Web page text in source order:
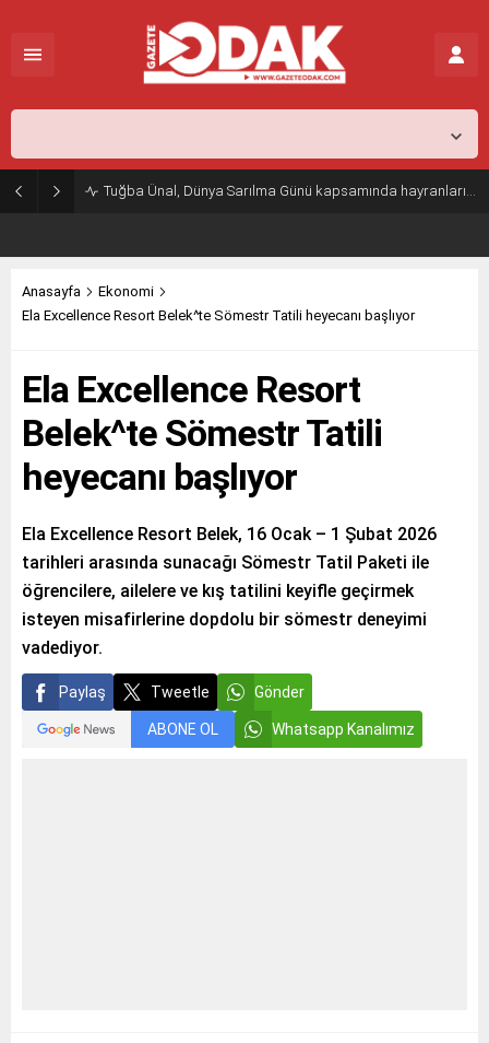
Tuğba Ünal, Dünya Sarılma Günü kapsamında hayranlarıyla buluştu
Anasayfa
Ekonomi
Ela Excellence Resort Belek^te Sömestr Tatili heyecanı başlıyor
Ela Excellence Resort
Belek^te Sömestr Tatili
heyecanı başlıyor
Ela Excellence Resort Belek, 16 Ocak – 1 Şubat 2026
tarihleri arasında sunacağı Sömestr Tatil Paketi ile
öğrencilere, ailelere ve kış tatilini keyifle geçirmek
isteyen misafirlerine dopdolu bir sömestr deneyimi
vadediyor.
Paylaş Tweetle Gönder
ABONE OL Whatsapp Kanalımız